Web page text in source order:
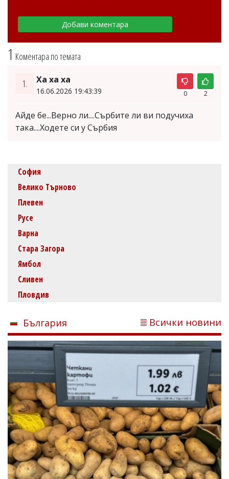
1 Коментара по темата
1. Ха ха ха
16.06.2026 19:43:39 0 2
Айде бе...Верно ли....Сърбите ли ви подучиха
така....Ходете си у Сърбия
София
Велико Търново
Плевен
Русе
Варна
Стара Загора
Ямбол
Сливен
Пловдив
България Всички новини